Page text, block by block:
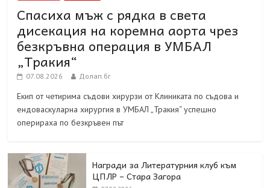
Спасиха мъж с рядка в света
дисекация на коремна аорта чрез
безкръвна операция в УМБАЛ
„Тракия“
07.08.2026 Долап.бг
Екип от четирима съдови хирурзи от Клиниката по съдова и
ендоваскуларна хирургия в УМБАЛ „Тракия“ успешно
оперираха по безкръвен път
Награди за Литературния клуб към
ЦПЛР – Стара Загора